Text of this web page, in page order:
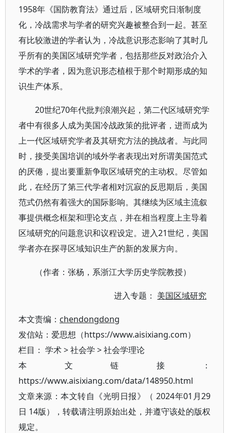
1958年《国防教育法》通过后，区域研究日渐制度
化，冷战需求与学者的研究兴趣被整合到一起。甚至
有比较激进的学者认为，冷战意识形态影响了其时几
乎所有的美国区域研究学者，包括那些反对政治介入
学术的学者，因为意识形态植根于那个时期形成的知
识生产体系。
20世纪70年代批判浪潮兴起，第二代区域研究学
者中有很多人成为美国冷战政策的批评者，进而成为
上一代区域研究学者及其研究方法的挑战者。与此同
时，接受美国培训的域外学者表现出对所谓美国范式
的厌倦，提出要重新争取区域研究的主动权。尽管如
此，在经历了第三代学者相对沉寂的反思期后，美国
范式仍然有着强大的国际影响。其继续为区域主流叙
事提供概念框架和理论支点，并在相当程度上主导着
区域研究的问题意识和议程设定。进入21世纪，美国
学者亦在探寻区域知识生产的新的发展方向。
（作者：张杨，系浙江大学历史学院教授）
进入专题： 美国区域研究
本文责编： chendongdong
发信站：爱思想（https://www.aisixiang.com）
栏目： 学术>社会学 >社会学理论
本文链接：
https://www.aisixiang.com/data/148950.html
文章来源：本文转自《光明日报》（ 2024年01月29
日 14版），转载请注明原始出处，并遵守该处的版权
规定。